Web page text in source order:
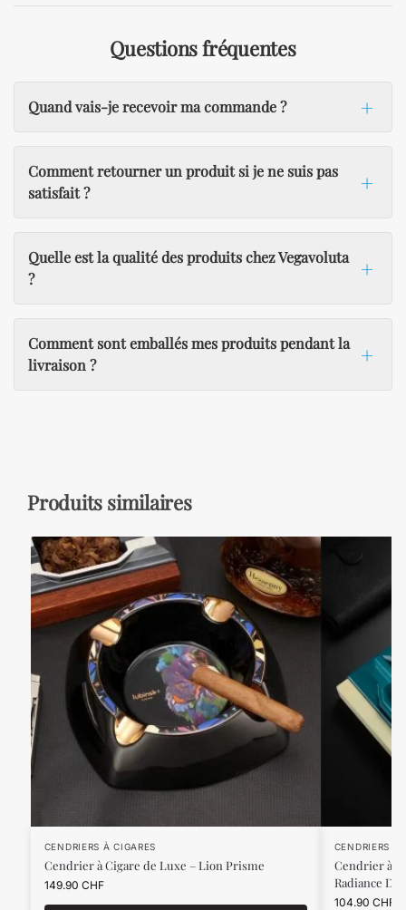
Questions fréquentes
Quand vais-je recevoir ma commande ?
Comment retourner un produit si je ne suis pas
satisfait ?
Quelle est la qualité des produits chez Vegavoluta
?
Comment sont emballés mes produits pendant la
livraison ?
Produits similaires
CENDRIERS À CIGARES
Cendrier à Cigare de Luxe – Lion Prisme
149.90 CHF
CENDRIERS À
Cendrier à
Radiance Duo
104.90 CHF